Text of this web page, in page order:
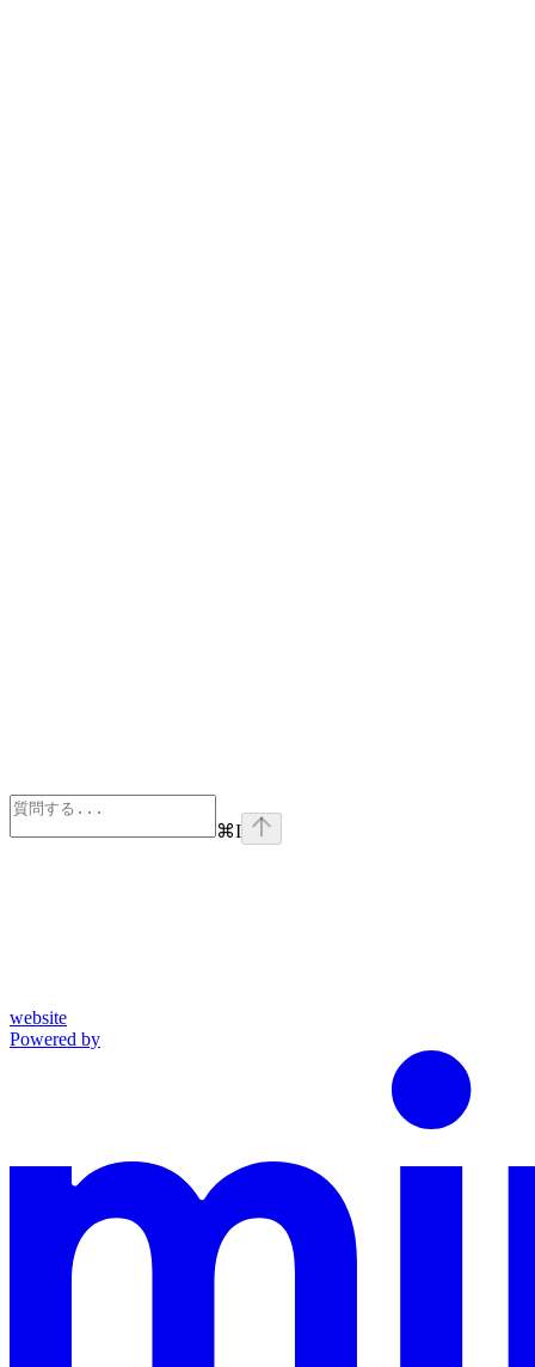
⌘I
website
Powered by